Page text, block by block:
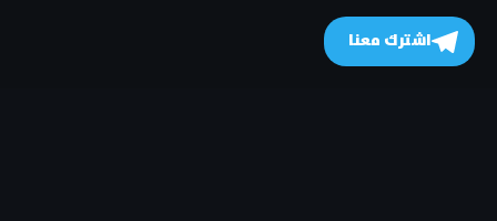
اشترك معنا